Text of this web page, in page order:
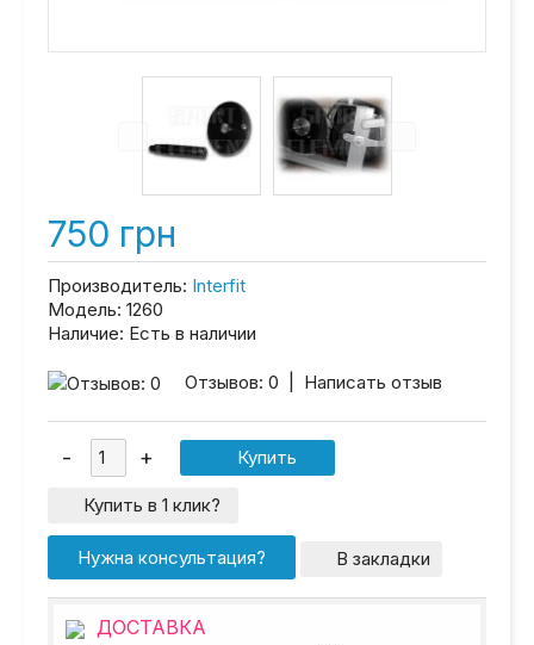
750 грн
Производитель: Interfit
Модель: 1260
Наличие: Есть в наличии
Отзывов: 0 Написать отзыв
Купить в 1 клик?
Нужна консультация? В закладки
ДОСТАВКА